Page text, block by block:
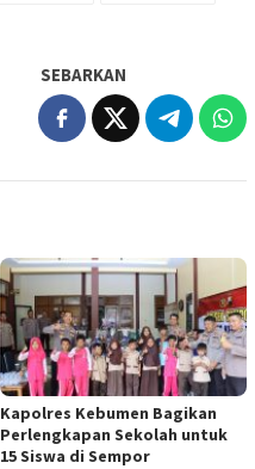
SEBARKAN
Kapolres Kebumen Bagikan
Perlengkapan Sekolah untuk
15 Siswa di Sempor